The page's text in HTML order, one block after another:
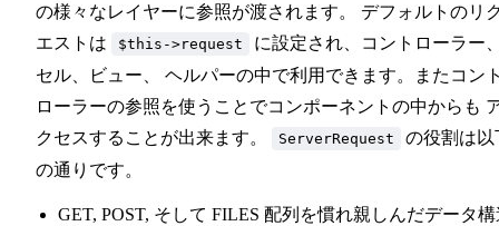
の様々なレイヤーに参照が渡されます。 デフォルトのリ
エストは
$this->request
に設定され、コントローラー
セル、ビュー、 ヘルパーの中で利用できます。またコン
ローラーの参照を使うことでコンポーネントの中からも
クセスすることが出来ます。
ServerRequest
の役割は以
の通りです。
GET, POST, そして FILES 配列を慣れ親しんだデータ